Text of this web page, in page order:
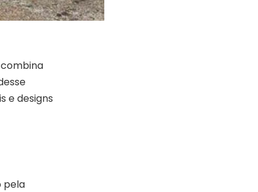
e designs
pela